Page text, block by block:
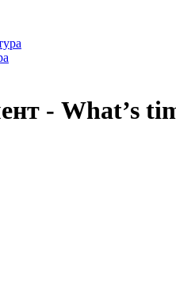
- What’s